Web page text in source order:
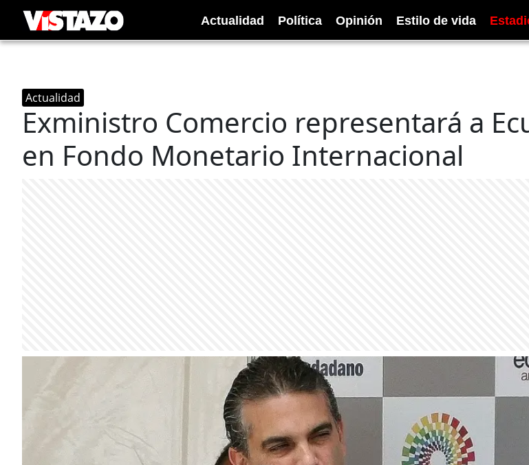
Actualidad Política Opinión Estilo de vida
Actualidad
Exministro Comercio representará a
en Fondo Monetario Internacional